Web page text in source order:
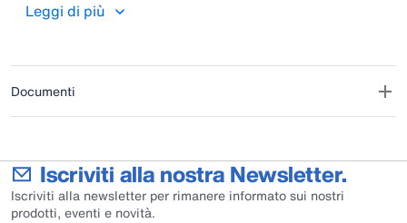
performance del tuo impianto di mungitura e la qualità del latte.
Leggi di più
Documenti
Iscriviti alla nostra Newsletter.
Iscriviti alla newsletter per rimanere informato sui nostri
prodotti, eventi e novità.